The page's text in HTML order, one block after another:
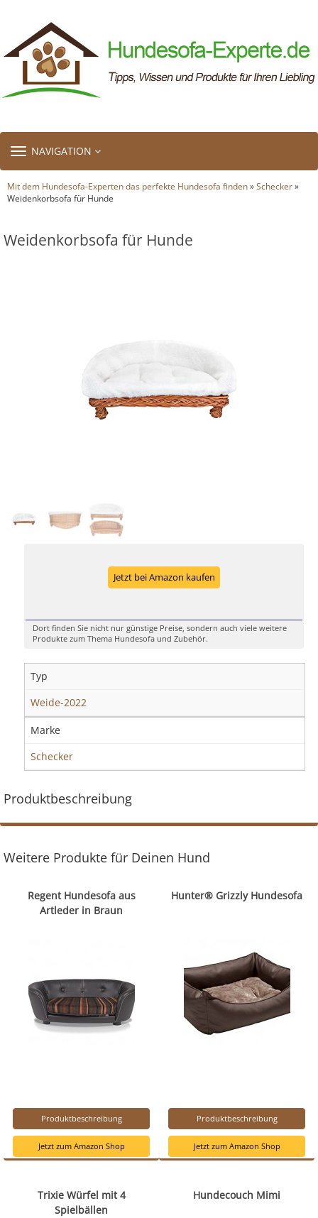
TOGGLE
NAVIGATION
Mit dem Hundesofa-Experten das perfekte Hundesofa finden»Schecker»
Weidenkorbsofa für Hunde
Weidenkorbsofa für Hunde
Jetzt bei Amazon kaufen
Dort finden Sie nicht nur günstige Preise, sondern auch viele weitere
Produkte zum Thema Hundesofa und Zubehör.
Typ
Weide-2022
Marke
Schecker
Produktbeschreibung
Weitere Produkte für Deinen Hund
Regent Hundesofa aus
Artleder in Braun
Produktbeschreibung
Jetzt zum Amazon Shop
Hunter® Grizzly Hundesofa
Produktbeschreibung
Jetzt zum Amazon Shop
Trixie Würfel mit 4
Spielbällen
Hundecouch Mimi